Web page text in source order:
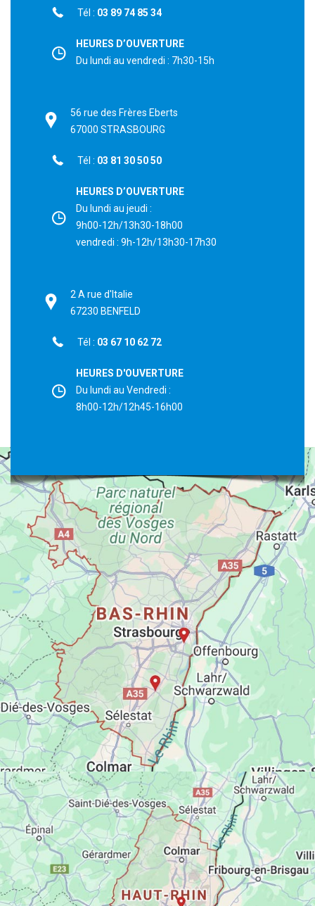
Tél : 03 89 74 85 34
HEURES D’OUVERTURE
Du lundi au vendredi : 7h30-15h
56 rue des Frères Eberts
67000 STRASBOURG
Tél : 03 81 30 50 50
HEURES D’OUVERTURE
Du lundi au jeudi :
9h00-12h/13h30-18h00
vendredi : 9h-12h/13h30-17h30
2 A rue d'Italie
67230 BENFELD
Tél : 03 67 10 62 72
HEURES D'OUVERTURE
Du lundi au Vendredi :
8h00-12h/12h45-16h00